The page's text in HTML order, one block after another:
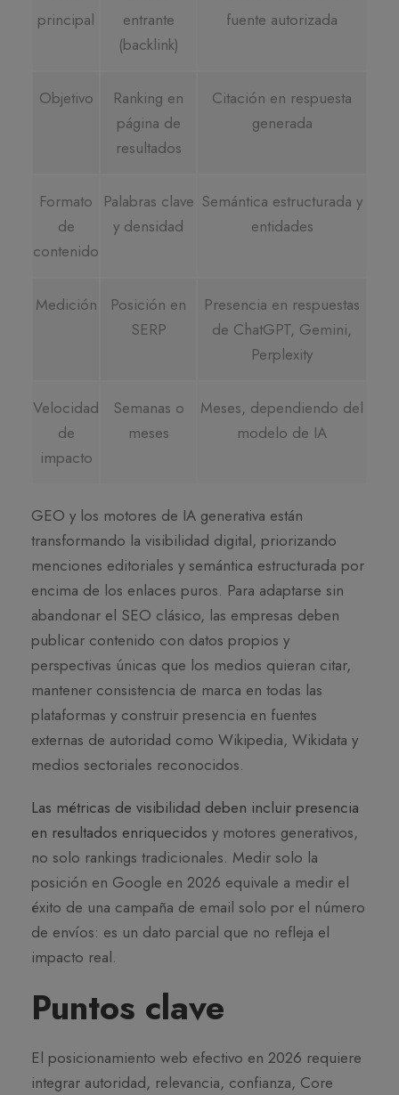
principal
entrante
(backlink)
fuente autorizada
Objetivo
Ranking en
página de
resultados
Citación en respuesta
generada
Formato
de
contenido
Palabras clave
y densidad
Semántica estructurada y
entidades
Medición
Posición en
SERP
Presencia en respuestas
de ChatGPT, Gemini,
Perplexity
Velocidad
de
impacto
Semanas o
meses
Meses, dependiendo del
modelo de IA
GEO y los motores de IA generativa están
transformando la visibilidad digital, priorizando
menciones editoriales y semántica estructurada por
encima de los enlaces puros. Para adaptarse sin
abandonar el SEO clásico, las empresas deben
publicar contenido con datos propios y
perspectivas únicas que los medios quieran citar,
mantener consistencia de marca en todas las
plataformas y construir presencia en fuentes
externas de autoridad como Wikipedia, Wikidata y
medios sectoriales reconocidos.
Las métricas de visibilidad deben incluir presencia
en resultados enriquecidos y motores generativos,
no solo rankings tradicionales. Medir solo la
posición en Google en 2026 equivale a medir el
éxito de una campaña de email solo por el número
de envíos: es un dato parcial que no refleja el
impacto real.
Puntos clave
El posicionamiento web efectivo en 2026 requiere
integrar autoridad, relevancia, confianza, Core